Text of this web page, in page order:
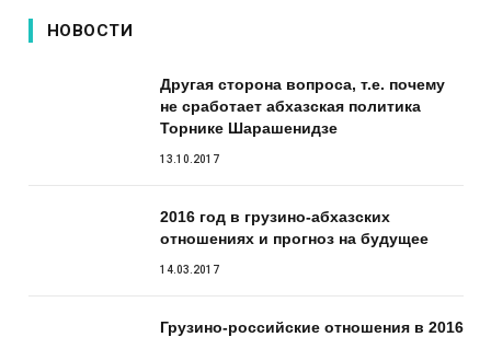
НОВОСТИ
Другая сторона вопроса, т.е. почему
не сработает абхазская политика
Торнике Шарашенидзе
13.10.2017
2016 год в грузино-абхазских
отношениях и прогноз на будущее
14.03.2017
Грузино-российские отношения в 2016